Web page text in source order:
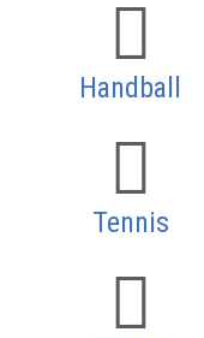
Handball
Tennis